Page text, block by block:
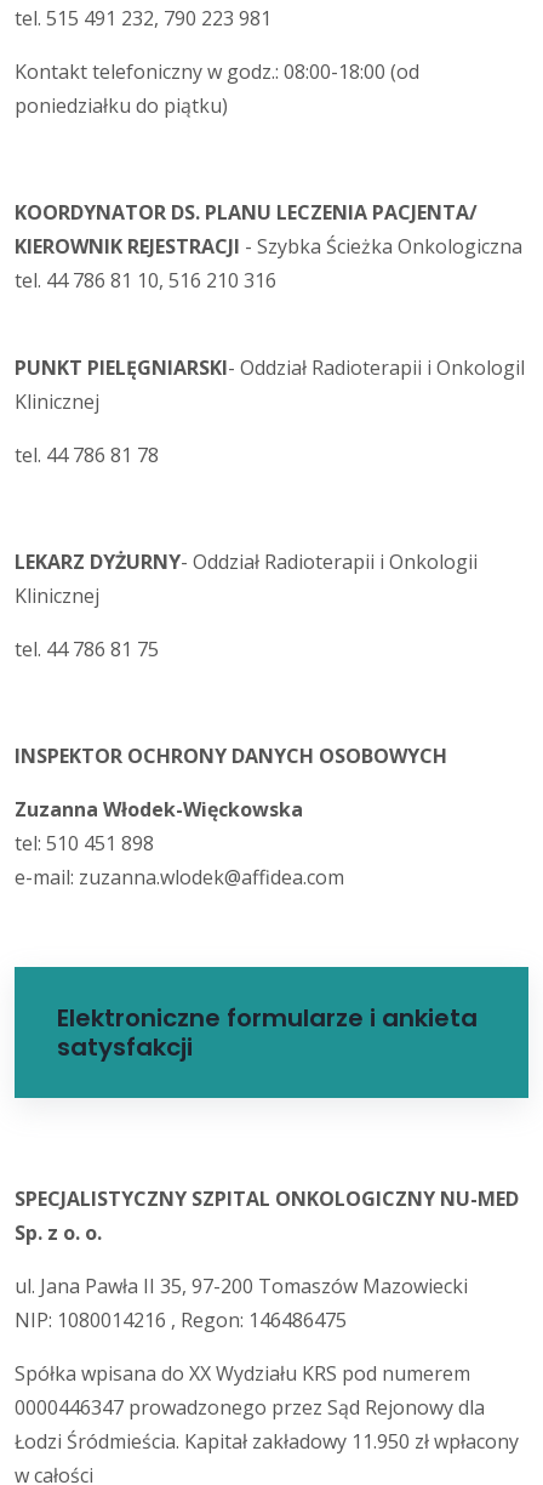
tel. 515 491 232, 790 223 981
Kontakt telefoniczny w godz.: 08:00-18:00 (od
poniedziałku do piątku)
KOORDYNATOR DS. PLANU LECZENIA PACJENTA/
KIEROWNIK REJESTRACJI - Szybka Ścieżka Onkologiczna
tel. 44 786 81 10, 516 210 316
PUNKT PIELĘGNIARSKI- Oddział Radioterapii i OnkologiI
Klinicznej
tel. 44 786 81 78
LEKARZ DYŻURNY- Oddział Radioterapii i Onkologii
Klinicznej
tel. 44 786 81 75
INSPEKTOR OCHRONY DANYCH OSOBOWYCH
Zuzanna Włodek-Więckowska
tel: 510 451 898
e-mail: zuzanna.wlodek@affidea.com
Elektroniczne formularze i ankieta
satysfakcji
SPECJALISTYCZNY SZPITAL ONKOLOGICZNY NU-MED
Sp. z o. o.
ul. Jana Pawła II 35, 97-200 Tomaszów Mazowiecki
NIP: 1080014216 , Regon: 146486475
Spółka wpisana do XX Wydziału KRS pod numerem
0000446347 prowadzonego przez Sąd Rejonowy dla
Łodzi Śródmieścia. Kapitał zakładowy 11.950 zł wpłacony
w całości